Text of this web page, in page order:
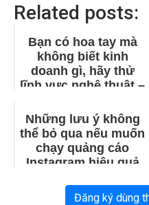
Related posts:
Bạn có hoa tay mà
không biết kinh
doanh gì, hãy thử
lĩnh vực nghệ thuật –
Những lưu ý không
thể bỏ qua nếu muốn
chạy quảng cáo
Instagram hiệu quả
Đăng ký dùng